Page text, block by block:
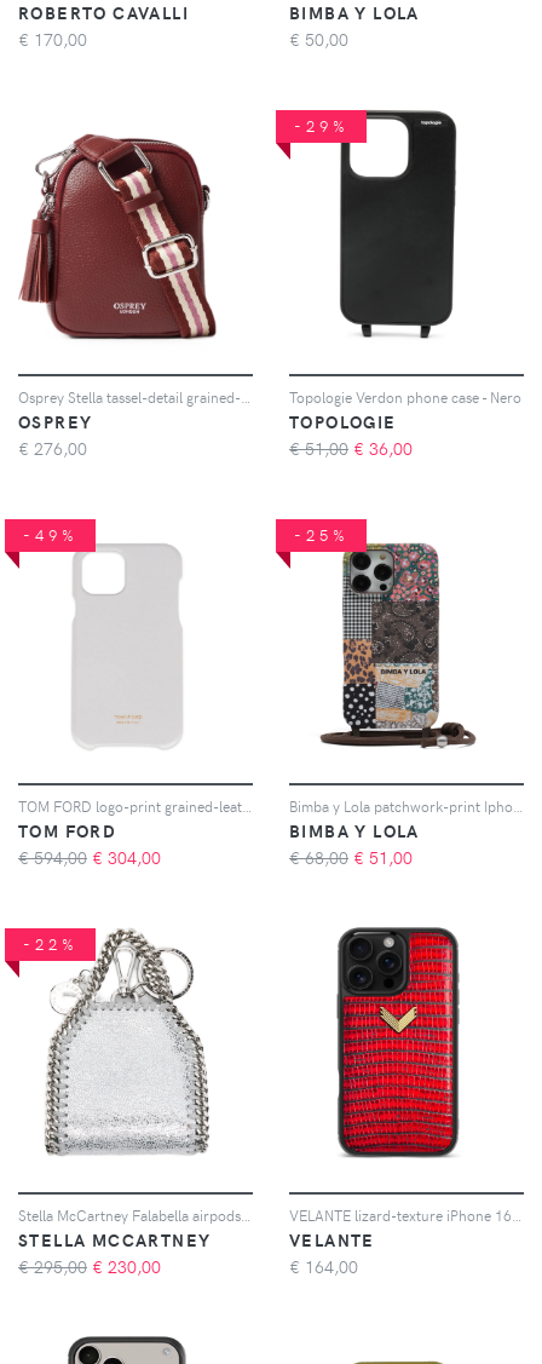
ROBERTO CAVALLI
€ 170,00
BIMBA Y LOLA
€ 50,00
OSPREY
€ 276,00
-29%
Topologie Verdon phone case - Nero
TOPOLOGIE
€ 51,00 € 36,00
-49%
TOM FORD
€ 594,00 € 304,00
-25%
BIMBA Y LOLA
€ 68,00 € 51,00
-22%
STELLA MCCARTNEY
€ 295,00 € 230,00
VELANTE
€ 164,00